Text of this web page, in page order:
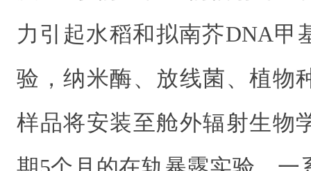
力引起水稻和拟南芥DNA甲
验，纳米酶、放线菌、植物
样品将安装至舱外辐射生物